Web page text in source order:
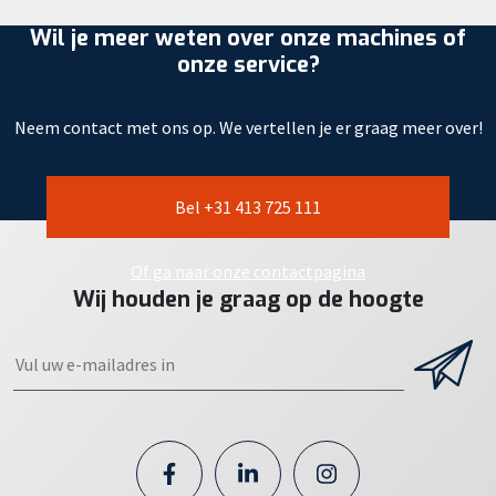
Wil je meer weten over onze machines of
onze service?
Neem contact met ons op. We vertellen je er graag meer over!
Bel +31 413 725 111
Of ga naar onze contactpagina
Wij houden je graag op de hoogte